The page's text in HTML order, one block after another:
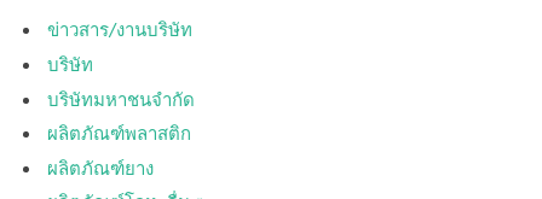
ข่าวสาร/งานบริษัท
บริษัท
บริษัทมหาชนจำกัด
ผลิตภัณฑ์พลาสติก
ผลิตภัณฑ์ยาง